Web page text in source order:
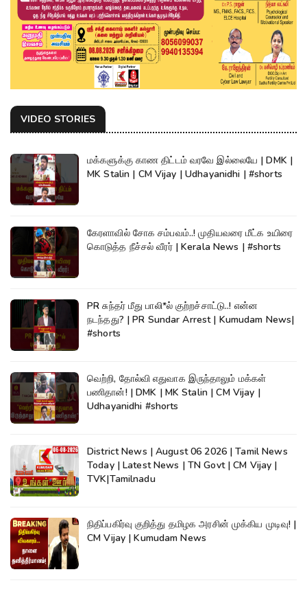
VIDEO STORIES
மக்களுக்கு காண திட்டம் வரவே இல்லையே | DMK |
MK Stalin | CM Vijay | Udhayanidhi | #shorts
கேரளாவில் சோக சம்பவம்..! முதியவரை மீட்க உயிரை
கொடுத்த நீச்சல் வீரர் | Kerala News | #shorts
PR சுந்தர் மீது பாலி*ல் குற்றச்சாட்டு..! என்ன
நடந்தது? | PR Sundar Arrest | Kumudam News|
#shorts
வெற்றி, தோல்வி எதுவாக இருந்தாலும் மக்கள்
பணிதான்! | DMK | MK Stalin | CM Vijay |
Udhayanidhi #shorts
District News | August 06 2026 | Tamil News
Today | Latest News | TN Govt | CM Vijay |
TVK|Tamilnadu
நிதிப்பகிர்வு குறித்து தமிழக அரசின் முக்கிய முடிவு! |
CM Vijay | Kumudam News